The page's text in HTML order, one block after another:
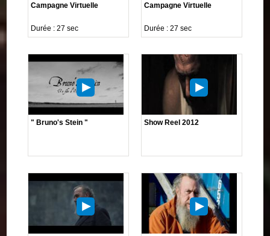
Campagne Virtuelle
Durée : 27 sec
Campagne Virtuelle
Durée : 27 sec
" Bruno's Stein " Show Reel 2012